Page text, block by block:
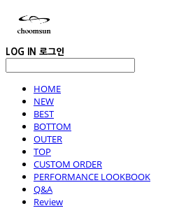
LOG IN 로그인
HOME
NEW
BEST
BOTTOM
OUTER
TOP
CUSTOM ORDER
PERFORMANCE LOOKBOOK
Q&A
Review